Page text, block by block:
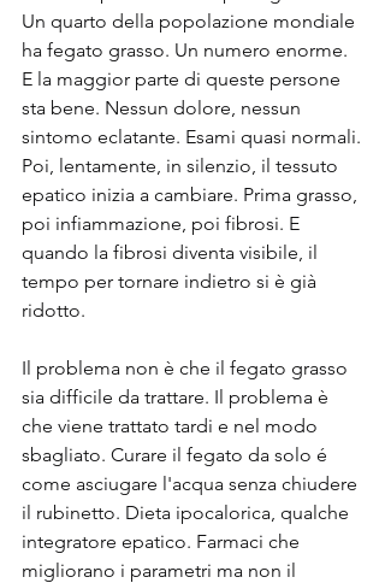
Un quarto della popolazione mondiale
ha fegato grasso. Un numero enorme.
E la maggior parte di queste persone
sta bene. Nessun dolore, nessun
sintomo eclatante. Esami quasi normali.
Poi, lentamente, in silenzio, il tessuto
epatico inizia a cambiare. Prima grasso,
poi infiammazione, poi fibrosi. E
quando la fibrosi diventa visibile, il
tempo per tornare indietro si è già
ridotto.
Il problema non è che il fegato grasso
sia difficile da trattare. Il problema è
che viene trattato tardi e nel modo
sbagliato. Curare il fegato da solo é
come asciugare l'acqua senza chiudere
il rubinetto. Dieta ipocalorica, qualche
integratore epatico. Farmaci che
migliorano i parametri ma non il